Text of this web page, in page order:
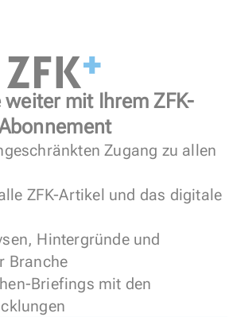
weiter mit Ihrem ZFK-
Zugang zu allen
ZFK-Artikel und das digitale
Hintergründe und
Branche
Briefings mit den